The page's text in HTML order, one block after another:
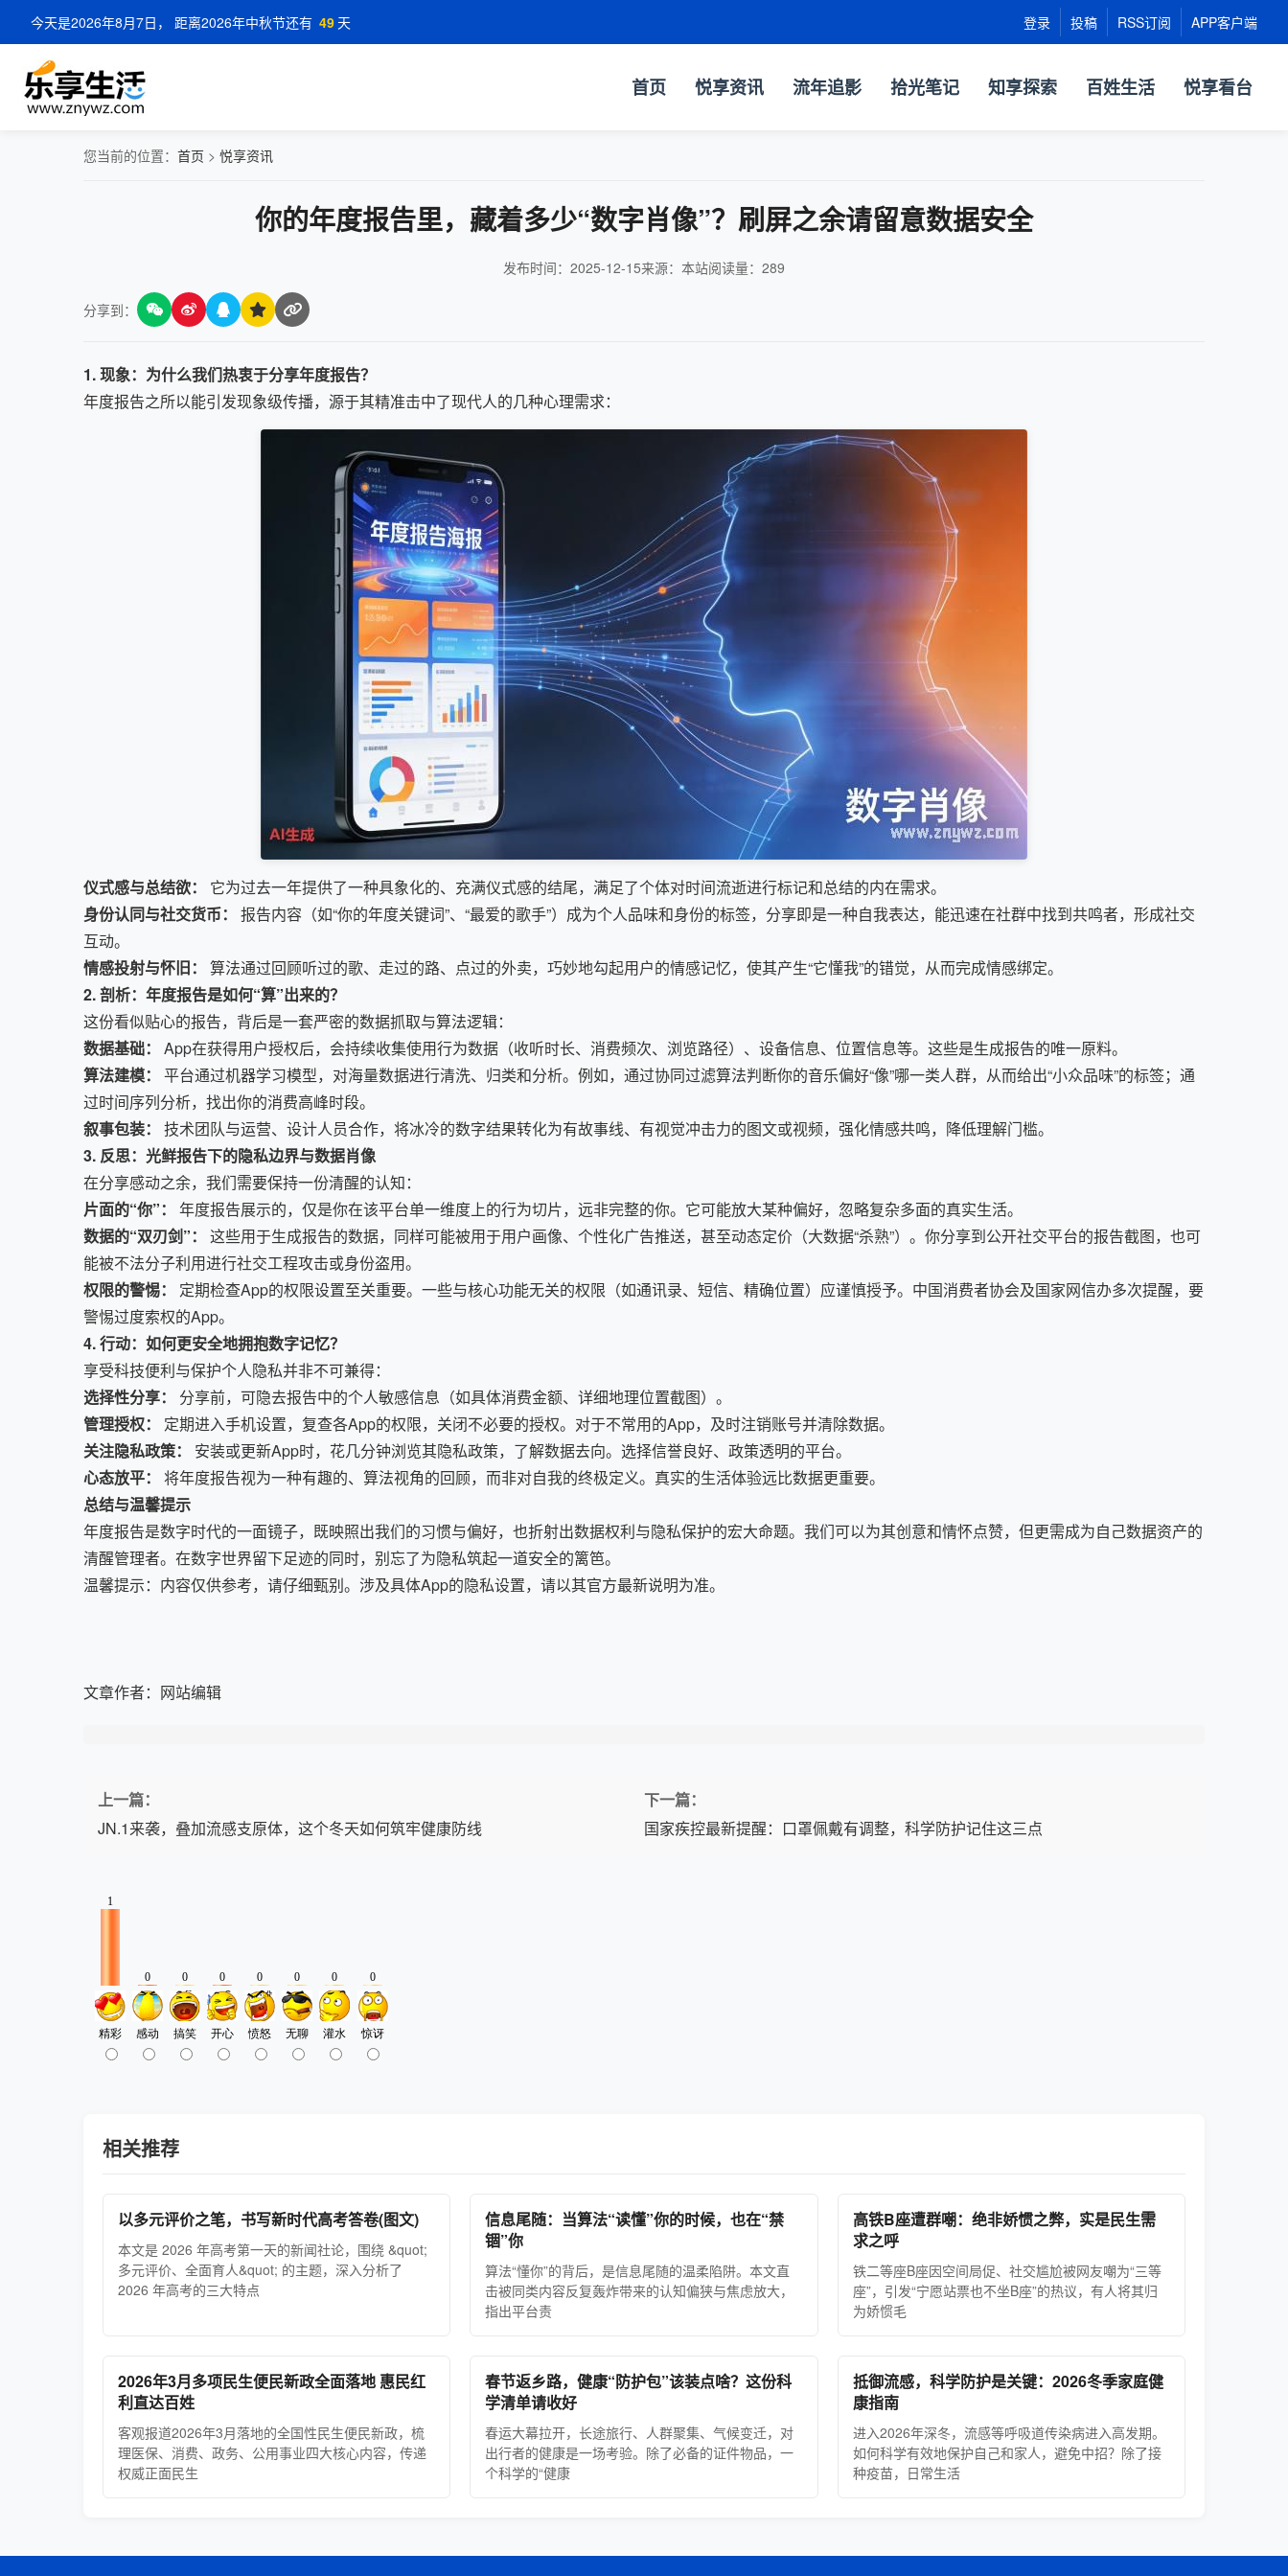
今天是2026年8月7日， 距离2026年中秋节还有 49 天 登录 投稿 RSS订阅 APP客户端
首页 悦享资讯 流年追影 拾光笔记 知享探索 百姓生活 悦享看台
您当前的位置： 首页 > 悦享资讯
你的年度报告里，藏着多少“数字肖像”？刷屏之余请留意数据安全
发布时间：2025-12-15来源：本站阅读量： 289
分享到：
1. 现象：为什么我们热衷于分享年度报告？
年度报告之所以能引发现象级传播，源于其精准击中了现代人的几种心理需求：
仪式感与总结欲：
它为过去一年提供了一种具象化的、充满仪式感的结尾，满足了个体对时间流逝进行标记和总结的内在需求。
身份认同与社交货币：
报告内容（如“你的年度关键词”、“最爱的歌手”）成为个人品味和身份的标签，分享即是一种自我表达，能迅速在社群中找到共鸣者，形成社交
互动。
情感投射与怀旧：
算法通过回顾听过的歌、走过的路、点过的外卖，巧妙地勾起用户的情感记忆，使其产生“它懂我”的错觉，从而完成情感绑定。
2. 剖析：年度报告是如何“算”出来的？
这份看似贴心的报告，背后是一套严密的数据抓取与算法逻辑：
数据基础：
App在获得用户授权后，会持续收集使用行为数据（收听时长、消费频次、浏览路径）、设备信息、位置信息等。这些是生成报告的唯一原料。
算法建模：
平台通过机器学习模型，对海量数据进行清洗、归类和分析。例如，通过协同过滤算法判断你的音乐偏好“像”哪一类人群，从而给出“小众品味”的标签；通
过时间序列分析，找出你的消费高峰时段。
叙事包装：
技术团队与运营、设计人员合作，将冰冷的数字结果转化为有故事线、有视觉冲击力的图文或视频，强化情感共鸣，降低理解门槛。
3. 反思：光鲜报告下的隐私边界与数据肖像
在分享感动之余，我们需要保持一份清醒的认知：
片面的“你”：
年度报告展示的，仅是你在该平台单一维度上的行为切片，远非完整的你。它可能放大某种偏好，忽略复杂多面的真实生活。
数据的“双刃剑”：
这些用于生成报告的数据，同样可能被用于用户画像、个性化广告推送，甚至动态定价（大数据“杀熟”）。你分享到公开社交平台的报告截图，也可
能被不法分子利用进行社交工程攻击或身份盗用。
权限的警惕：
定期检查App的权限设置至关重要。一些与核心功能无关的权限（如通讯录、短信、精确位置）应谨慎授予。中国消费者协会及国家网信办多次提醒，要
警惕过度索权的App。
4. 行动：如何更安全地拥抱数字记忆？
享受科技便利与保护个人隐私并非不可兼得：
选择性分享：
分享前，可隐去报告中的个人敏感信息（如具体消费金额、详细地理位置截图）。
管理授权：
定期进入手机设置，复查各App的权限，关闭不必要的授权。对于不常用的App，及时注销账号并清除数据。
关注隐私政策：
安装或更新App时，花几分钟浏览其隐私政策，了解数据去向。选择信誉良好、政策透明的平台。
心态放平：
将年度报告视为一种有趣的、算法视角的回顾，而非对自我的终极定义。真实的生活体验远比数据更重要。
总结与温馨提示
年度报告是数字时代的一面镜子，既映照出我们的习惯与偏好，也折射出数据权利与隐私保护的宏大命题。我们可以为其创意和情怀点赞，但更需成为自己数据资产的
清醒管理者。在数字世界留下足迹的同时，别忘了为隐私筑起一道安全的篱笆。
温馨提示：内容仅供参考，请仔细甄别。涉及具体App的隐私设置，请以其官方最新说明为准。
文章作者： 网站编辑
上一篇：
JN.1来袭，叠加流感支原体，这个冬天如何筑牢健康防线
下一篇：
国家疾控最新提醒：口罩佩戴有调整，科学防护记住这三点
相关推荐
以多元评价之笔，书写新时代高考答卷(图文)
本文是 2026 年高考第一天的新闻社论，围绕 &quot;
多元评价、全面育人&quot; 的主题，深入分析了
2026 年高考的三大特点
信息尾随：当算法“读懂”你的时候，也在“禁
锢”你
算法“懂你”的背后，是信息尾随的温柔陷阱。本文直
击被同类内容反复轰炸带来的认知偏狭与焦虑放大，
指出平台责
高铁B座遭群嘲：绝非娇惯之弊，实是民生需
求之呼
铁二等座B座因空间局促、社交尴尬被网友嘲为“三等
座”，引发“宁愿站票也不坐B座”的热议，有人将其归
为娇惯毛
2026年3月多项民生便民新政全面落地 惠民红
利直达百姓
客观报道2026年3月落地的全国性民生便民新政，梳
理医保、消费、政务、公用事业四大核心内容，传递
权威正面民生
春节返乡路，健康“防护包”该装点啥？这份科
学清单请收好
春运大幕拉开，长途旅行、人群聚集、气候变迁，对
出行者的健康是一场考验。除了必备的证件物品，一
个科学的“健康
抵御流感，科学防护是关键：2026冬季家庭健
康指南
进入2026年深冬，流感等呼吸道传染病进入高发期。
如何科学有效地保护自己和家人，避免中招？除了接
种疫苗，日常生活